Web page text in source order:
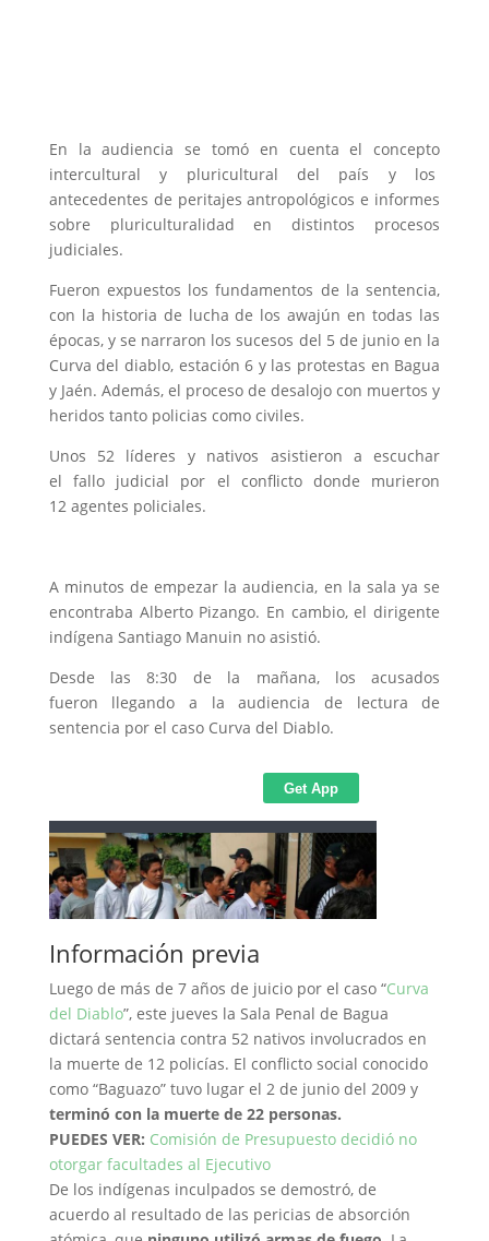
En la audiencia se tomó en cuenta el concepto
intercultural y pluricultural del país y los
antecedentes de peritajes antropológicos e informes
sobre pluriculturalidad en distintos procesos
judiciales.
Fueron expuestos los fundamentos de la sentencia,
con la historia de lucha de los awajún en todas las
épocas, y se narraron los sucesos del 5 de junio en la
Curva del diablo, estación 6 y las protestas en Bagua
y Jaén. Además, el proceso de desalojo con muertos y
heridos tanto policias como civiles.
Unos 52 líderes y nativos asistieron a escuchar
el fallo judicial por el conflicto donde murieron
12 agentes policiales.
A minutos de empezar la audiencia, en la sala ya se
encontraba Alberto Pizango. En cambio, el dirigente
indígena Santiago Manuin no asistió.
Desde las 8:30 de la mañana, los acusados
fueron llegando a la audiencia de lectura de
sentencia por el caso Curva del Diablo.
Información previa
Luego de más de 7 años de juicio por el caso “Curva
del Diablo”, este jueves la Sala Penal de Bagua
dictará sentencia contra 52 nativos involucrados en
la muerte de 12 policías. El conflicto social conocido
como “Baguazo” tuvo lugar el 2 de junio del 2009 y
terminó con la muerte de 22 personas.
PUEDES VER: Comisión de Presupuesto decidió no
otorgar facultades al Ejecutivo
De los indígenas inculpados se demostró, de
acuerdo al resultado de las pericias de absorción